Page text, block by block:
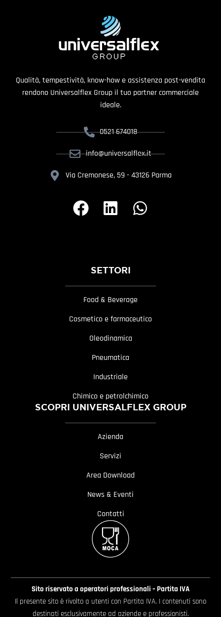
Qualità, tempestività, know-how e assistenza post-vendita
rendono Universalflex Group il tuo partner commerciale
ideale.
0521 674018
info@universalflex.it
Via Cremonese, 59 - 43126 Parma
SETTORI
Food & Beverage
Cosmetico e farmaceutico
Oleodinamica
Pneumatica
Industriale
Chimico e petrolchimico
SCOPRI UNIVERSALFLEX GROUP
Azienda
Servizi
Area Download
News & Eventi
Contatti
Sito riservato a operatori professionali – Partita IVA
Il presente sito è rivolto a utenti con Partita IVA. I contenuti sono
destinati esclusivamente ad aziende e professionisti.